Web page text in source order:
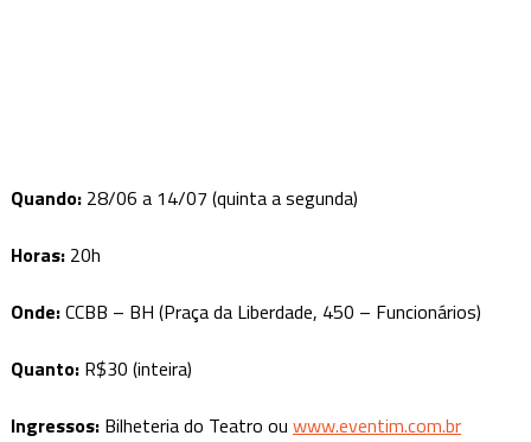
Quando:28/06 a 14/07 (quinta a segunda)
Horas:20h
Onde:CCBB – BH (Praça da Liberdade, 450 – Funcionários)
Quanto:R$30 (inteira)
Ingressos:Bilheteria do Teatro ou www.eventim.com.br